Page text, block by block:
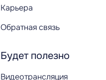
Карьера
Обратная связь
Будет полезно
Видеотрансляция